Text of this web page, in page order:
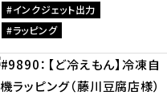
インクジェット出力
ラッピング